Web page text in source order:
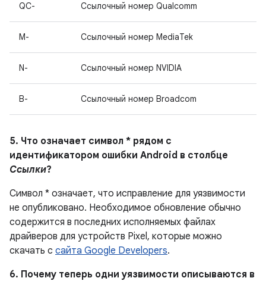
QC- Ссылочный номер Qualcomm
M- Ссылочный номер MediaTek
N- Ссылочный номер NVIDIA
B- Ссылочный номер Broadcom
5. Что означает символ * рядом с
идентификатором ошибки Android в столбце
Ссылки?
Символ * означает, что исправление для уязвимости
не опубликовано. Необходимое обновление обычно
содержится в последних исполняемых файлах
драйверов для устройств Pixel, которые можно
скачать с сайта Google Developers.
6. Почему теперь одни уязвимости описываются в